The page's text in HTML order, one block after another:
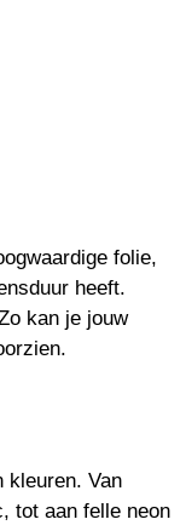
folie,
heeft.
kan je jouw
kleuren. Van
tot aan felle neon